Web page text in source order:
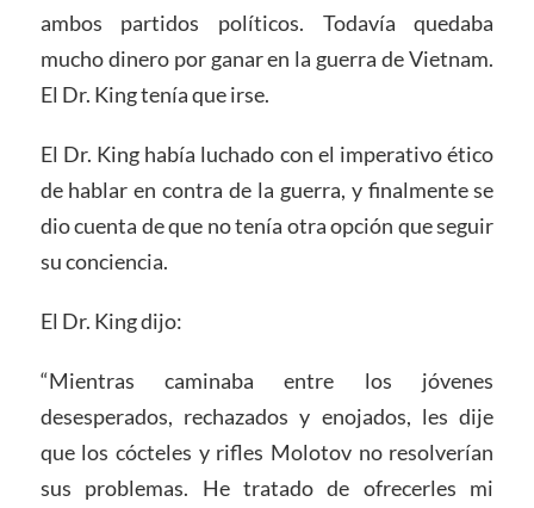
ambos partidos políticos. Todavía quedaba
mucho dinero por ganar en la guerra de Vietnam.
El Dr. King tenía que irse.
El Dr. King había luchado con el imperativo ético
de hablar en contra de la guerra, y finalmente se
dio cuenta de que no tenía otra opción que seguir
su conciencia.
El Dr. King dijo:
“Mientras caminaba entre los jóvenes
desesperados, rechazados y enojados, les dije
que los cócteles y rifles Molotov no resolverían
sus problemas. He tratado de ofrecerles mi